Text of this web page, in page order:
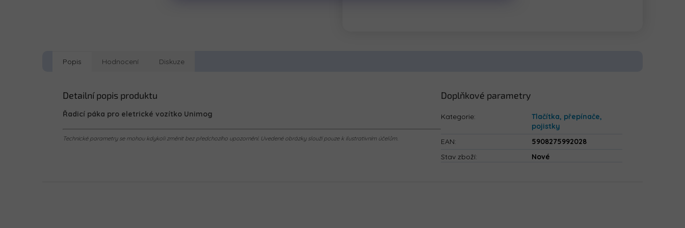
Popis Hodnocení Diskuze
Detailní popis produktu
Řadicí páka pro eletrické vozítko Unimog
Technické parametry se mohou kdykoli změnit bez předchozího upozornění. Uvedené obrázky slouží pouze k ilustrativním účelům.
Doplňkové parametry
Kategorie:
Tlačítka, přepínače,
pojistky
EAN:
5908275992028
Stav zboží: Nové